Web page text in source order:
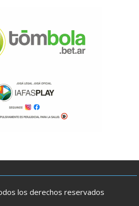
los derechos reservados